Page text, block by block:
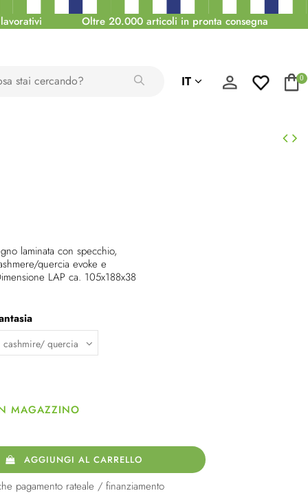
Oltre 20.000 articoli in pronta consegna
IT 0
laminata con specchio,
quercia evoke e
LAP ca. 105x188x38
MAGAZZINO
AGGIUNGI AL CARRELLO
pagamento rateale / finanziamento